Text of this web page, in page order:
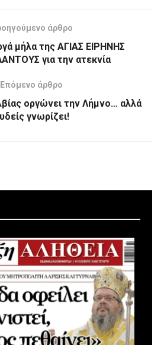
άρθρο
μήλα της ΑΓΙΑΣ ΕΙΡΗΝΗΣ
για την ατεκνία
Επόμενο άρθρο
οργώνει την Λήμνο… αλλά
γνωρίζει!